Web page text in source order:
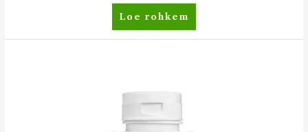
Nutrilite™
Balance
Loe rohkem